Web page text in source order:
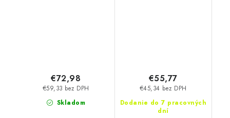
Skladom
€59,33 bez DPH
€72,98
Dodanie do 7 pracovných
dní
€45,34 bez DPH
€55,77